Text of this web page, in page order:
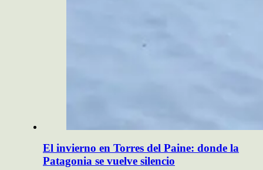
El invierno en Torres del Paine: donde la
Patagonia se vuelve silencio